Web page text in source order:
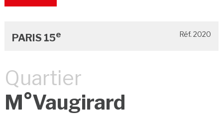
PARIS 15e Réf. 2020
Quartier
M°Vaugirard